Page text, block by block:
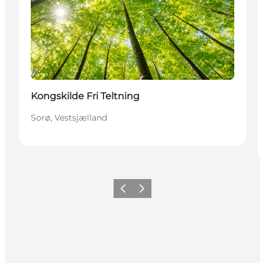
Kongskilde Fri Teltning
Sorø, Vestsjælland
ForrigeNeste